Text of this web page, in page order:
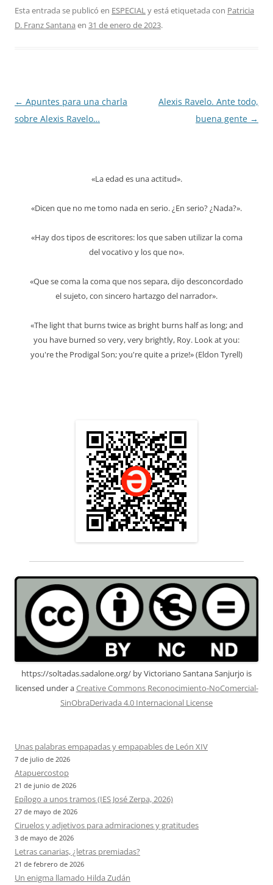
Esta entrada se publicó en ESPECIALy está etiquetada con Patricia
D. Franz Santana en 31 de enero de 2023.
Navegación
de
← Apuntes para una charla
sobre Alexis Ravelo…
Alexis Ravelo. Ante todo,
buena gente →
«La edad es una actitud».
«Dicen que no me tomo nada en serio. ¿En serio? ¿Nada?».
«Hay dos tipos de escritores: los que saben utilizar la coma
del vocativo y los que no».
«Que se coma la coma que nos separa, dijo desconcordado
el sujeto, con sincero hartazgo del narrador».
«The light that burns twice as bright burns half as long; and
you have burned so very, very brightly, Roy. Look at you:
you're the Prodigal Son; you're quite a prize!» (Eldon Tyrell)
https://soltadas.sadalone.org/ byVictoriano Santana Sanjurjo is
licensed under aCreative Commons Reconocimiento-NoComercial-
SinObraDerivada 4.0 Internacional License
Unas palabras empapadas y empapables de León XIV
7 de julio de 2026
Atapuercostop
21 de junio de 2026
Epílogo a unos tramos (IES José Zerpa, 2026)
27 de mayo de 2026
Ciruelos y adjetivos para admiraciones y gratitudes
3 de mayo de 2026
Letras canarias, ¿letras premiadas?
21 de febrero de 2026
Un enigma llamado Hilda Zudán